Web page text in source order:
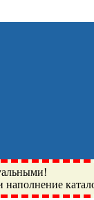
наполнение